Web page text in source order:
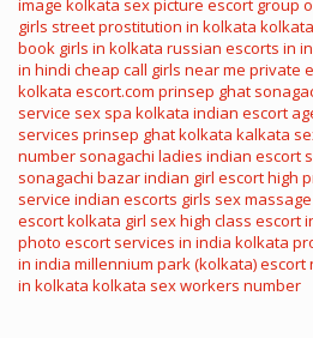
image kolkata sex picture escort group
girls street prostitution in kolkata
book girls in kolkata russian escorts in
in hindi cheap call girls near me private
kolkata escort.com prinsep ghat
service sex spa kolkata indian escort
services prinsep ghat kolkata kalkata
number sonagachi ladies indian escort
sonagachi bazarindian girl escorthigh
service indian escorts girls sex
escortkolkata girl sexhigh class escort
photo escort services in india kolkata
in india millennium park (kolkata)escort
in kolkata kolkata sex workers number